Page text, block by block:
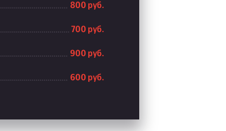
800 руб.
700 руб.
900 руб.
600 руб.